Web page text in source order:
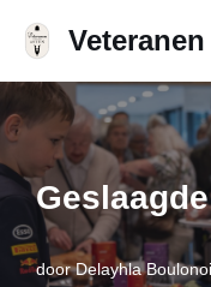
naar
de
inhoud
doorDelayhla